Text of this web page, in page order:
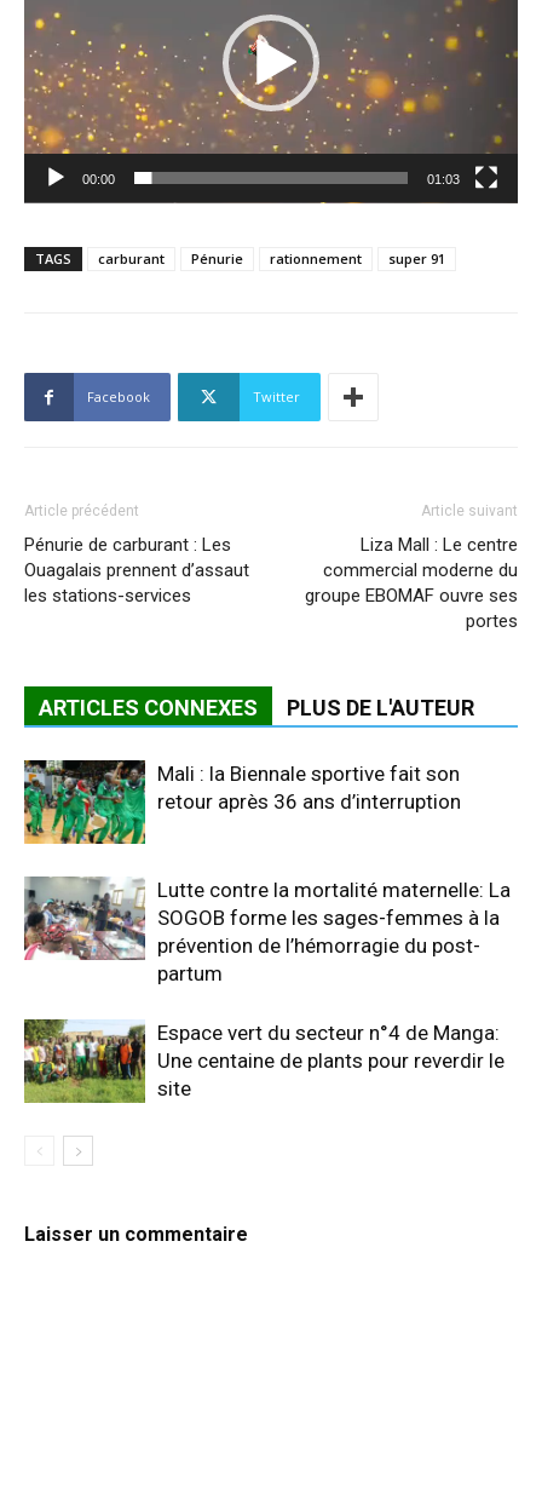
00:00 01:03
TAGS carburant Pénurie rationnement super 91
Facebook Twitter
Article précédent
Pénurie de carburant : Les
Ouagalais prennent d’assaut
les stations-services
Article suivant
Liza Mall : Le centre
commercial moderne du
groupe EBOMAF ouvre ses
portes
ARTICLES CONNEXES PLUS DE L'AUTEUR
Mali : la Biennale sportive fait son
retour après 36 ans d’interruption
Lutte contre la mortalité maternelle: La
SOGOB forme les sages-femmes à la
prévention de l’hémorragie du post-
partum
Espace vert du secteur n°4 de Manga:
Une centaine de plants pour reverdir le
site
Laisser un commentaire